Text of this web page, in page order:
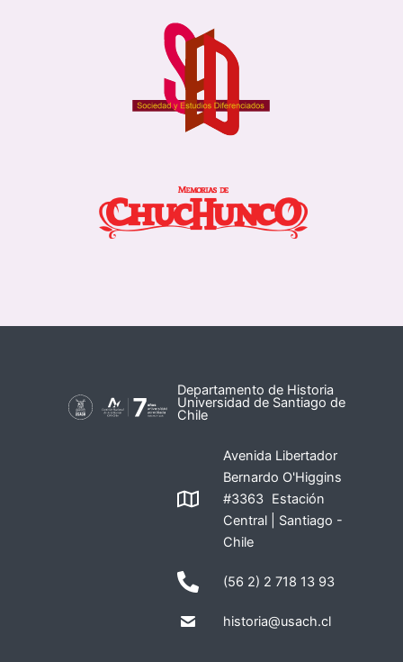
Departamento de Historia
Universidad de Santiago de
Chile
Avenida Libertador
Bernardo O'Higgins
#3363 Estación
Central | Santiago -
Chile
(56 2) 2 718 13 93
historia@usach.cl